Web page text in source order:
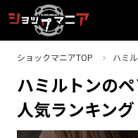
ショックマニアTOP ハミ
ハミルトンの
人気ランキング